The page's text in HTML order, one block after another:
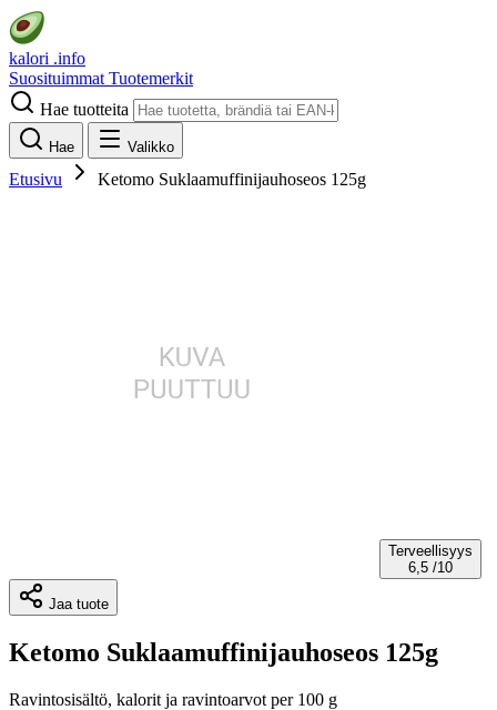
kalori .info
Suosituimmat Tuotemerkit
Hae tuotteita
Hae Valikko
Etusivu Ketomo Suklaamuffinijauhoseos 125g
Terveellisyys
6,5 /10
Jaa tuote
Ketomo Suklaamuffinijauhoseos 125g
Ravintosisältö, kalorit ja ravintoarvot per 100 g